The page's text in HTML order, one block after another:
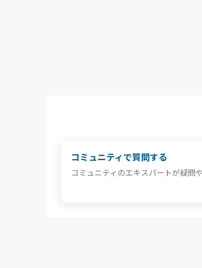
コミュニティで質問する
コミュニティのエキスパートが疑問